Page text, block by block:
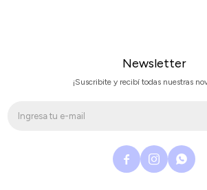
Newsletter
¡Suscribite y recibí todas nuestras
  